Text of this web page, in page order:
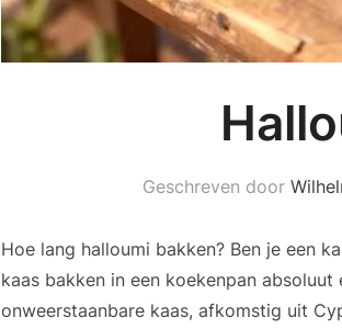
Geschreven door
Hoe lang halloumi bakken? Ben je een
kaas bakken in een koekenpan
onweerstaanbare kaas, afkomstig uit